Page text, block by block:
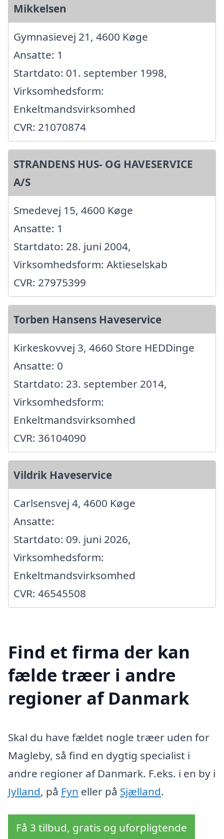
Mikkelsen
Gymnasievej 21, 4600 Køge
Ansatte: 1
Startdato: 01. september 1998,
Virksomhedsform:
Enkeltmandsvirksomhed
CVR: 21070874
STRANDENS HUS- OG HAVESERVICE
A/S
Smedevej 15, 4600 Køge
Ansatte: 1
Startdato: 28. juni 2004,
Virksomhedsform: Aktieselskab
CVR: 27975399
Torben Hansens Haveservice
Kirkeskovvej 3, 4660 Store HEDDinge
Ansatte: 0
Startdato: 23. september 2014,
Virksomhedsform:
Enkeltmandsvirksomhed
CVR: 36104090
Vildrik Haveservice
Carlsensvej 4, 4600 Køge
Ansatte:
Startdato: 09. juni 2026,
Virksomhedsform:
Enkeltmandsvirksomhed
CVR: 46545508
Find et firma der kan
fælde træer i andre
regioner af Danmark
Skal du have fældet nogle træer uden for
Magleby, så find en dygtig specialist i
andre regioner af Danmark. F.eks. i en by i
Jylland, på Fyn eller på Sjælland.
Få 3 tilbud, gratis og uforpligtende